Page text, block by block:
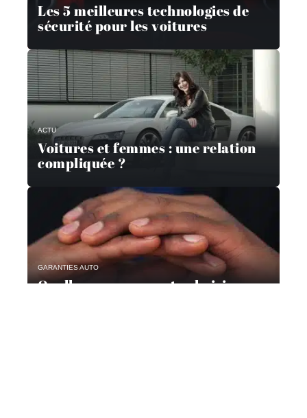
Les 5 meilleures technologies de
sécurité pour les voitures
ACTU
Voitures et femmes : une relation
compliquée ?
GARANTIES AUTO
Quelle assurance auto choisir en